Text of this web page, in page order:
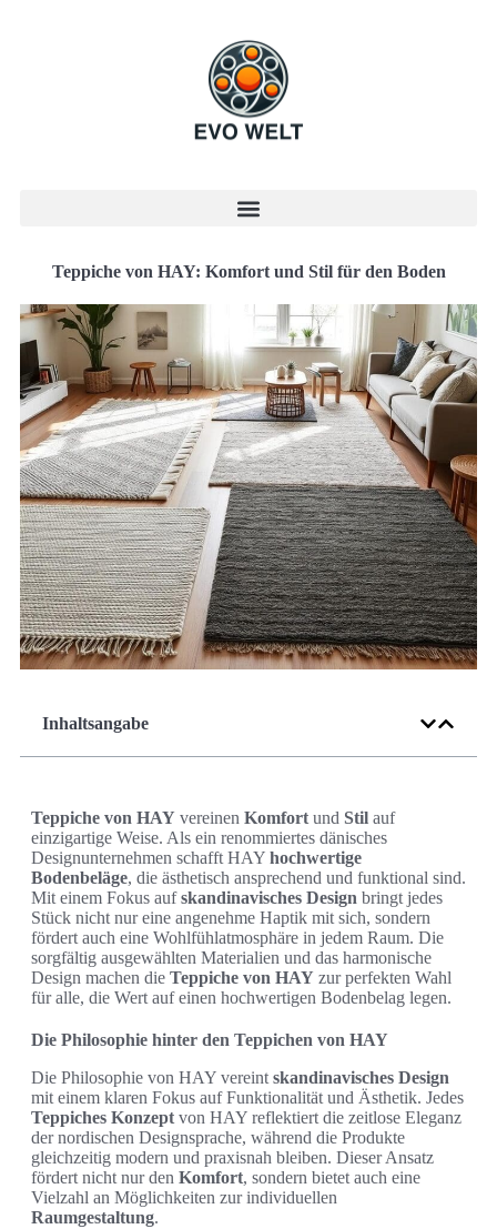
Teppiche von HAY: Komfort und Stil für den Boden
Inhaltsangabe
Teppiche von HAY vereinen Komfort und Stil auf
einzigartige Weise. Als ein renommiertes dänisches
Designunternehmen schafft HAY hochwertige
Bodenbeläge, die ästhetisch ansprechend und funktional sind.
Mit einem Fokus aufskandinavisches Design bringt jedes
Stück nicht nur eine angenehme Haptik mit sich, sondern
fördert auch eine Wohlfühlatmosphäre in jedem Raum. Die
sorgfältig ausgewählten Materialien und das harmonische
Design machen die Teppiche von HAY zur perfekten Wahl
für alle, die Wert auf einen hochwertigen Bodenbelag legen.
Die Philosophie hinter den Teppichen von HAY
Die Philosophie von HAY vereint skandinavisches Design
mit einem klaren Fokus auf Funktionalität und Ästhetik. Jedes
Teppiches Konzept von HAY reflektiert die zeitlose Eleganz
der nordischen Designsprache, während die Produkte
gleichzeitig modern und praxisnah bleiben. Dieser Ansatz
fördert nicht nur den Komfort, sondern bietet auch eine
Vielzahl an Möglichkeiten zur individuellen
Raumgestaltung.